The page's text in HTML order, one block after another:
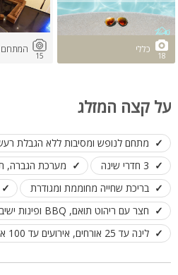
18
כללי
15
המתחם
על קצה המזלג
מתחם לנופש ומסיבות ללא הגבלת
3 חדרי שינה
מערכת הגברה,
בריכת שחייה מחוממת ומגודרת
חצר עם ריהוט תואם, BBQ ופינות ישיבה
לינה עד 25 אורחים, אירועים עד 100 איש